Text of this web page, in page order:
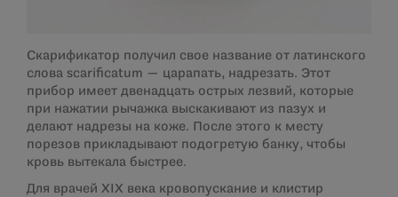
Скарификатор получил свое название от латинского
слова scarificatum — царапать, надрезать. Этот
прибор имеет двенадцать острых лезвий, которые
при нажатии рычажка выскакивают из пазух и
делают надрезы на коже. После этого к месту
порезов прикладывают подогретую банку, чтобы
кровь вытекала быстрее.
Для врачей XIX века кровопускание и клистир